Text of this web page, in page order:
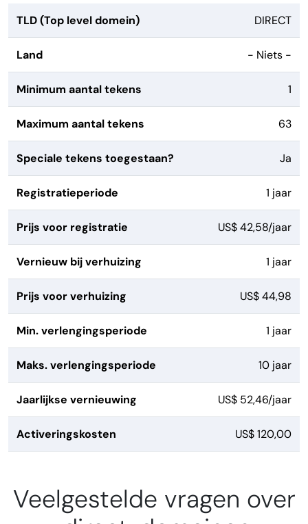
TLD (Top level domein) DIRECT
Land - Niets -
Minimum aantal tekens 1
Maximum aantal tekens 63
Speciale tekens toegestaan? Ja
Registratieperiode 1 jaar
Prijs voor registratie US$ 42,58/jaar
Vernieuw bij verhuizing 1 jaar
Prijs voor verhuizing US$ 44,98
Min. verlengingsperiode 1 jaar
Maks. verlengingsperiode 10 jaar
Jaarlijkse vernieuwing US$ 52,46/jaar
Activeringskosten US$ 120,00
Veelgestelde vragen over